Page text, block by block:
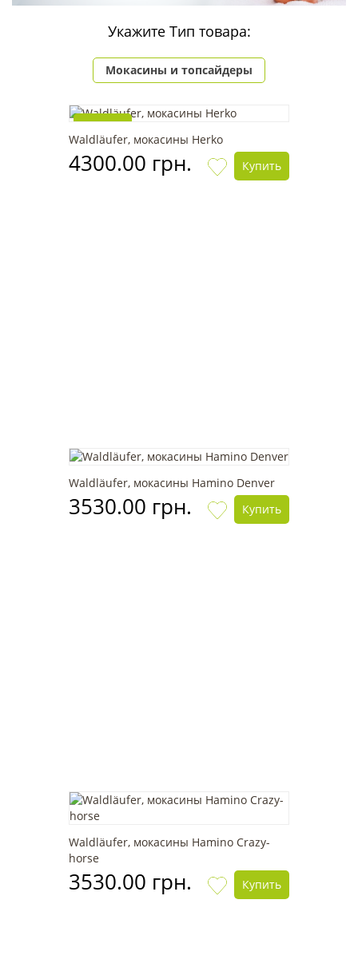
Укажите Тип товара:
Мокасины и топсайдеры
Новинка
Waldläufer, мокасины Herko
4300.00 грн. Купить
Waldläufer, мокасины Hamino Denver
3530.00 грн. Купить
Waldläufer, мокасины Hamino Crazy-
horse
3530.00 грн. Купить